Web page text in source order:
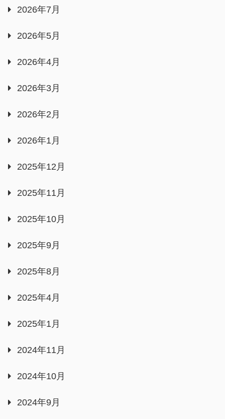
2026年7月
2026年5月
2026年4月
2026年3月
2026年2月
2026年1月
2025年12月
2025年11月
2025年10月
2025年9月
2025年8月
2025年4月
2025年1月
2024年11月
2024年10月
2024年9月